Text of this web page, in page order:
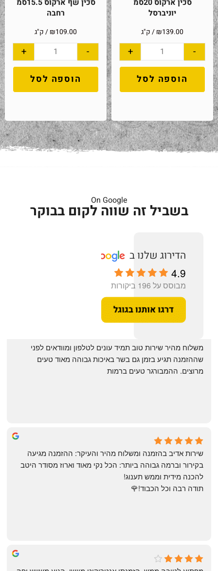
יוניברסל
₪139.00 / ק"ג
-
+
הוספה לסל
רחבה
₪109.00 / ק"ג
-
+
הוספה לסל
On Google
בשביל זה שווה לקום בבוקר
4.9
מבוסס על 196 ביקורות
May Azulay
a month ago
מרוצים. ההמבורגר טעים ברמות
michal gottfried
4 months ago
להכנה מידית וממש תענוג!
תודה רבה וכל הכבוד!🌹